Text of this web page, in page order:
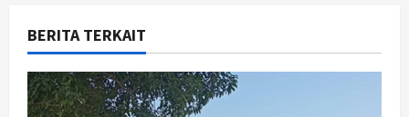
v
i
BERITA TERKAIT